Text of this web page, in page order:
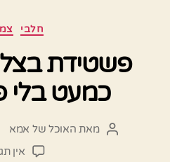
חלבי
פשטידת בצל
כמעט בלי
המחבר
מאת האוכל של אמא
אין